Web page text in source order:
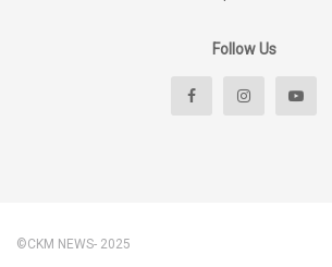
Follow Us
©CKM NEWS- 2025